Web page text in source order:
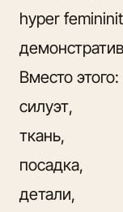
hyper
Вместо этого:
силуэт,
ткань,
посадка,
детали,